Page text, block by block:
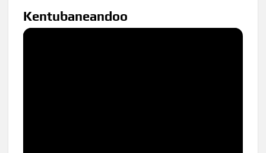
Kentubaneandoo